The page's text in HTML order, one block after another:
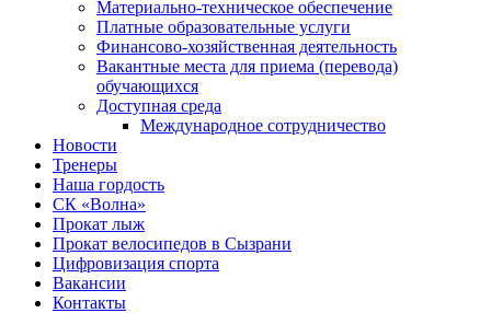
Материально-техническое обеспечение
Платные образовательные услуги
Финансово-хозяйственная деятельность
Вакантные места для приема (перевода)
обучающихся
Доступная среда
Международное сотрудничество
Новости
Тренеры
Наша гордость
СК «Волна»
Прокат лыж
Прокат велосипедов в Сызрани
Цифровизация спорта
Вакансии
Контакты